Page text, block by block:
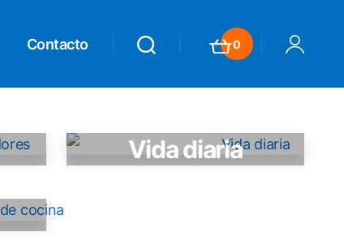
Contacto Search
0
Vida diaria